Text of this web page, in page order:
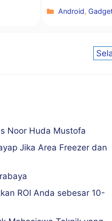
Kategori
Android,
Noor Huda Mustofa
Jika Area Freezer dan
ROI Anda sebesar 10-